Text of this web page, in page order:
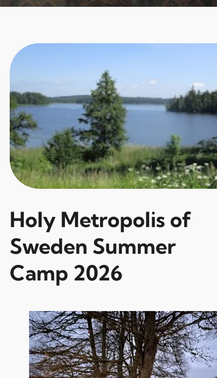
Holy Metropolis of
Sweden Summer
Camp 2026